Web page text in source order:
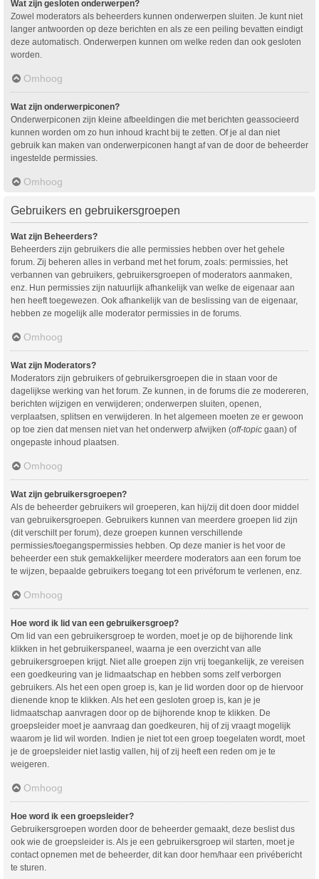
Wat zijn gesloten onderwerpen?
Zowel moderators als beheerders kunnen onderwerpen sluiten. Je kunt niet
langer antwoorden op deze berichten en als ze een peiling bevatten eindigt
deze automatisch. Onderwerpen kunnen om welke reden dan ook gesloten
worden.
Omhoog
Wat zijn onderwerpiconen?
Onderwerpiconen zijn kleine afbeeldingen die met berichten geassocieerd
kunnen worden om zo hun inhoud kracht bij te zetten. Of je al dan niet
gebruik kan maken van onderwerpiconen hangt af van de door de beheerder
ingestelde permissies.
Omhoog
Gebruikers en gebruikersgroepen
Wat zijn Beheerders?
Beheerders zijn gebruikers die alle permissies hebben over het gehele
forum. Zij beheren alles in verband met het forum, zoals: permissies, het
verbannen van gebruikers, gebruikersgroepen of moderators aanmaken,
enz. Hun permissies zijn natuurlijk afhankelijk van welke de eigenaar aan
hen heeft toegewezen. Ook afhankelijk van de beslissing van de eigenaar,
hebben ze mogelijk alle moderator permissies in de forums.
Omhoog
Wat zijn Moderators?
Moderators zijn gebruikers of gebruikersgroepen die in staan voor de
dagelijkse werking van het forum. Ze kunnen, in de forums die ze modereren,
berichten wijzigen en verwijderen; onderwerpen sluiten, openen,
verplaatsen, splitsen en verwijderen. In het algemeen moeten ze er gewoon
op toe zien dat mensen niet van het onderwerp afwijken (off-topic gaan) of
ongepaste inhoud plaatsen.
Omhoog
Wat zijn gebruikersgroepen?
Als de beheerder gebruikers wil groeperen, kan hij/zij dit doen door middel
van gebruikersgroepen. Gebruikers kunnen van meerdere groepen lid zijn
(dit verschilt per forum), deze groepen kunnen verschillende
permissies/toegangspermissies hebben. Op deze manier is het voor de
beheerder een stuk gemakkelijker meerdere moderators aan een forum toe
te wijzen, bepaalde gebruikers toegang tot een privéforum te verlenen, enz.
Omhoog
Hoe word ik lid van een gebruikersgroep?
Om lid van een gebruikersgroep te worden, moet je op de bijhorende link
klikken in het gebruikerspaneel, waarna je een overzicht van alle
gebruikersgroepen krijgt. Niet alle groepen zijn vrij toegankelijk, ze vereisen
een goedkeuring van je lidmaatschap en hebben soms zelf verborgen
gebruikers. Als het een open groep is, kan je lid worden door op de hiervoor
dienende knop te klikken. Als het een gesloten groep is, kan je je
lidmaatschap aanvragen door op de bijhorende knop te klikken. De
groepsleider moet je aanvraag dan goedkeuren, hij of zij vraagt mogelijk
waarom je lid wil worden. Indien je niet tot een groep toegelaten wordt, moet
je de groepsleider niet lastig vallen, hij of zij heeft een reden om je te
weigeren.
Omhoog
Hoe word ik een groepsleider?
Gebruikersgroepen worden door de beheerder gemaakt, deze beslist dus
ook wie de groepsleider is. Als je een gebruikersgroep wil starten, moet je
contact opnemen met de beheerder, dit kan door hem/haar een privébericht
te sturen.